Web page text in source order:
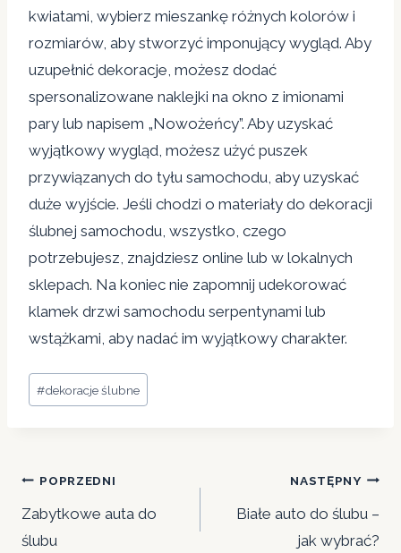
kwiatami, wybierz mieszankę różnych kolorów i
rozmiarów, aby stworzyć imponujący wygląd. Aby
uzupełnić dekoracje, możesz dodać
spersonalizowane naklejki na okno z imionami
pary lub napisem „Nowożeńcy”. Aby uzyskać
wyjątkowy wygląd, możesz użyć puszek
przywiązanych do tyłu samochodu, aby uzyskać
duże wyjście. Jeśli chodzi o materiały do ​​dekoracji
ślubnej samochodu, wszystko, czego
potrzebujesz, znajdziesz online lub w lokalnych
sklepach. Na koniec nie zapomnij udekorować
klamek drzwi samochodu serpentynami lub
wstążkami, aby nadać im wyjątkowy charakter.
Tagi
wpisu:
#dekoracje ślubne
Nawigacja
wpisu
POPRZEDNI
Zabytkowe auta do
ślubu
NASTĘPNY
Białe auto do ślubu –
jak wybrać?